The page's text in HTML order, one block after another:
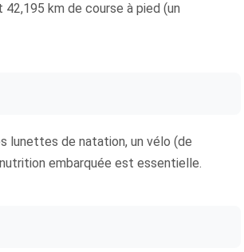
km de course à pied (un
lunettes de natation, un vélo (de
embarquée est essentielle.